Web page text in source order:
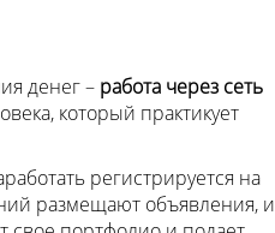
денег – работа через сеть
который практикует
регистрируется на
размещают объявления, и